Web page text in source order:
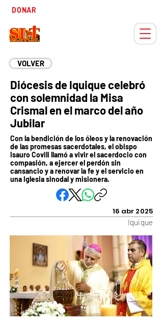
DONAR
VOLVER
Diócesis de Iquique celebró
con solemnidad la Misa
Crismal en el marco del año
Jubilar
Con la bendición de los óleos y la renovación
de las promesas sacerdotales, el obispo
Isauro Covili llamó a vivir el sacerdocio con
compasión, a ejercer el perdón sin
cansancio y a renovar la fe y el servicio en
una Iglesia sinodal y misionera.
16 abr 2025
Iquique